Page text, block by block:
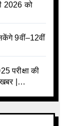
2026 को
9वीं–12वीं
परीक्षा की
|